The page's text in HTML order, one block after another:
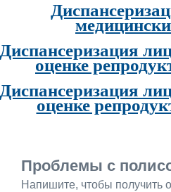
Диспансеризация
оценке
Диспансеризация
оценке
Проблемы с
Напишите, чтобы получить